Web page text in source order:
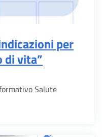
per
di vita”
Salute